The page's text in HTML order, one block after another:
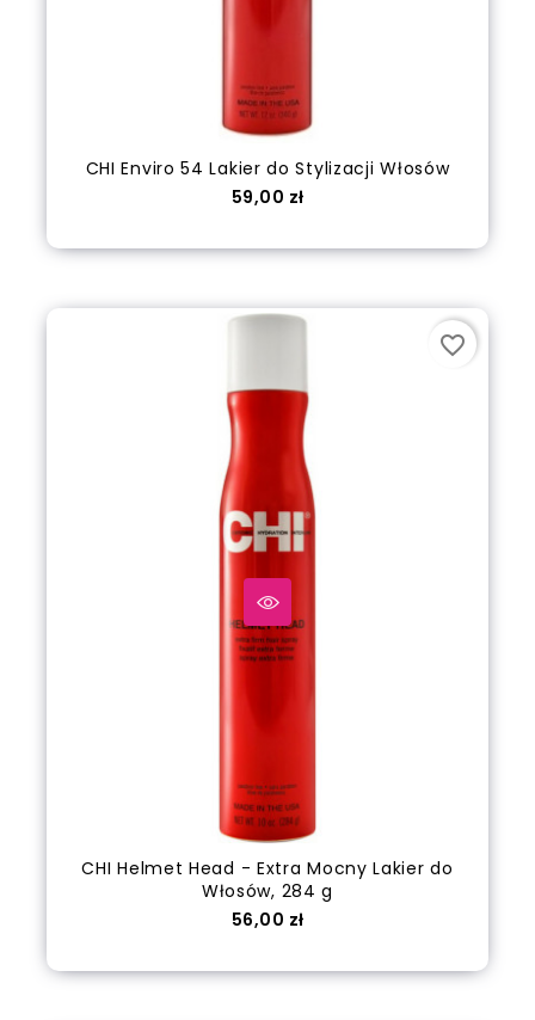
CHI Enviro 54 Lakier do Stylizacji Włosów
Cena
59,00 zł
CHI Helmet Head - Extra Mocny Lakier do
Włosów, 284 g
Cena
56,00 zł
favorite_border